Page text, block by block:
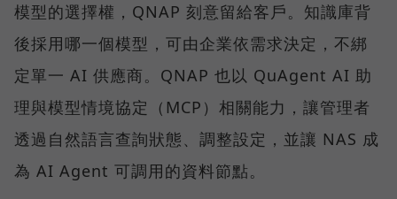
模型的選擇權，QNAP 刻意留給客戶。知識庫背
後採用哪一個模型，可由企業依需求決定，不綁
定單一 AI 供應商。QNAP 也以 QuAgent AI 助
理與模型情境協定（MCP）相關能力，讓管理者
透過自然語言查詢狀態、調整設定，並讓 NAS 成
為 AI Agent 可調用的資料節點。